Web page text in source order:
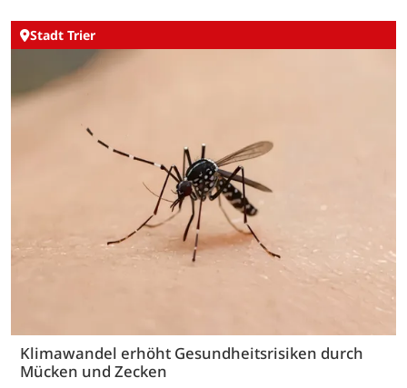
Stadt Trier
Klimawandel erhöht Gesundheitsrisiken durch
Mücken und Zecken